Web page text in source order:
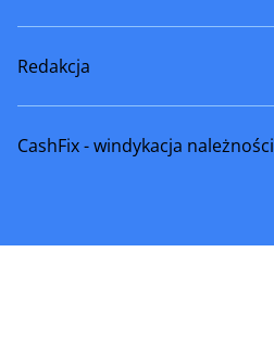
Redakcja
CashFix - windykacja należności